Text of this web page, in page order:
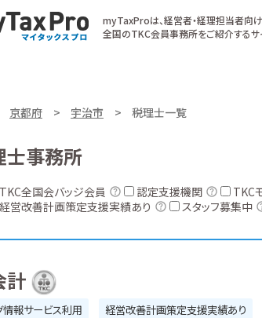
myTaxProは、経営者・経理担当者向
全国のTKC会員事務所をご紹介するサ
京都府 宇治市 税理士一覧
士事務所
TKC全国会バッジ会員 認定支援機関
TKC
経営改善計画策定支援実績あり
スタッフ募集中
計
情報サービス利用 経営改善計画策定支援実績あり